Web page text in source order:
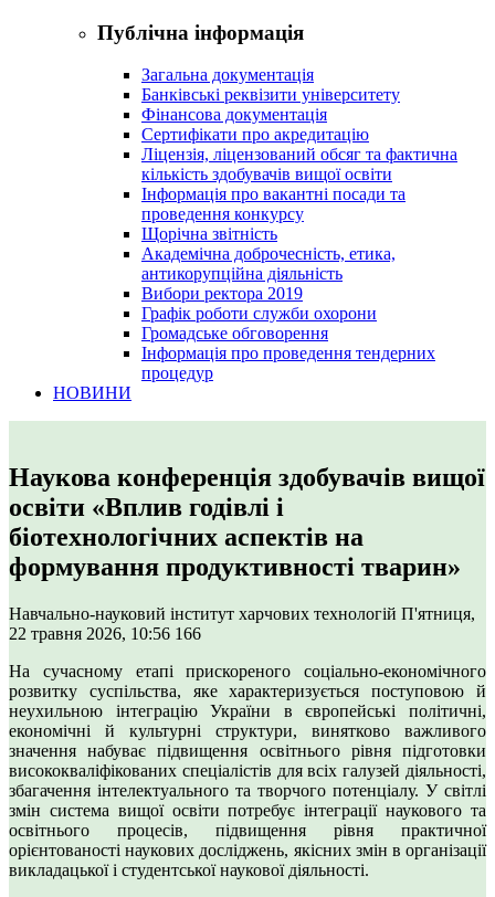
Публічна інформація
Загальна документація
Банківські реквізити університету
Фінансова документація
Сертифікати про акредитацію
Ліцензія, ліцензований обсяг та фактична
кількість здобувачів вищої освіти
Інформація про вакантні посади та
проведення конкурсу
Щорічна звітність
Академічна доброчесність, етика,
антикорупційна діяльність
Вибори ректора 2019
Графік роботи служби охорони
Громадське обговорення
Інформація про проведення тендерних
процедур
НОВИНИ
Наукова конференція здобувачів вищої
освіти «Вплив годівлі і
біотехнологічних аспектів на
формування продуктивності тварин»
Навчально-науковий інститут харчових технологій П'ятниця,
22 травня 2026, 10:56 166
На сучасному етапі прискореного соціально-економічного
розвитку суспільства, яке характеризується поступовою й
неухильною інтеграцію України в європейські політичні,
економічні й культурні структури, винятково важливого
значення набуває підвищення освітнього рівня підготовки
висококваліфікованих спеціалістів для всіх галузей діяльності,
збагачення інтелектуального та творчого потенціалу. У світлі
змін система вищої освіти потребує інтеграції наукового та
освітнього процесів, підвищення рівня практичної
орієнтованості наукових досліджень, якісних змін в організації
викладацької і студентської наукової діяльності.